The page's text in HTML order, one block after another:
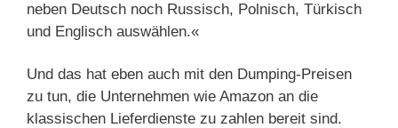
neben Deutsch noch Russisch, Polnisch, Türkisch
und Englisch auswählen.«
Und das hat eben auch mit den Dumping-Preisen
zu tun, die Unternehmen wie Amazon an die
klassischen Lieferdienste zu zahlen bereit sind.